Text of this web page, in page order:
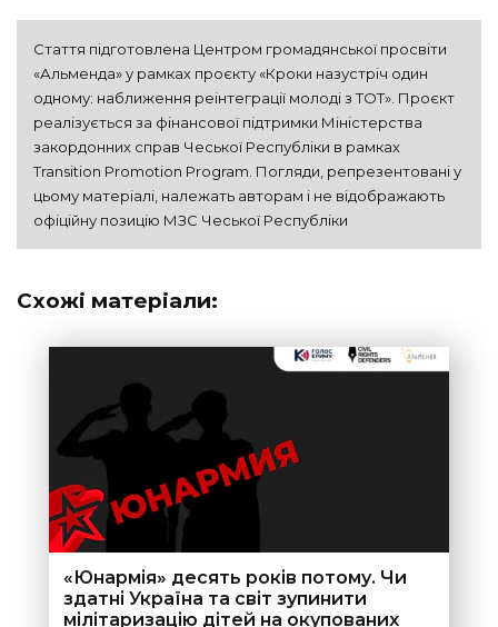
Стаття підготовлена Центром громадянської просвіти
«Альменда» у рамках проєкту «Кроки назустріч один
одному: наближення реінтеграції молоді з ТОТ». Проєкт
реалізується за фінансової підтримки Міністерства
закордонних справ Чеської Республіки в рамках
Transition Promotion Program. Погляди, репрезентовані у
цьому матеріалі, належать авторам і не відображають
офіційну позицію МЗС Чеської Республіки
Схожі матеріали:
«Юнармія» десять років потому. Чи
здатні Україна та світ зупинити
мілітаризацію дітей на окупованих